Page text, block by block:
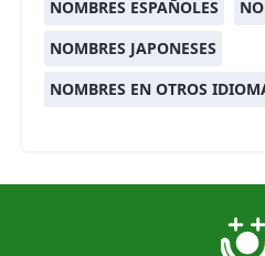
NOMBRES ESPAÑOLES
NOMBRES JAPONESES
NOMBRES EN OTROS